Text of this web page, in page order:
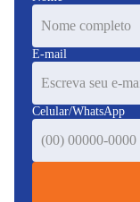
E-mail
Celular/WhatsApp